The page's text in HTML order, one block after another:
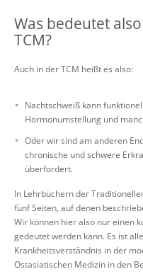
Was bedeutet
TCM?
Auch in der TCM heißt es also:
Nachtschweiß kann
Hormonumstellung und
Oder wir sind am anderen
chronische und schwere
überfordert.
In Lehrbüchern der
fünf Seiten, auf denen
Wir können hier also nur einen
gedeutet werden kann. Es ist
Krankheitsverständnis in der
Ostasiatischen Medizin in den